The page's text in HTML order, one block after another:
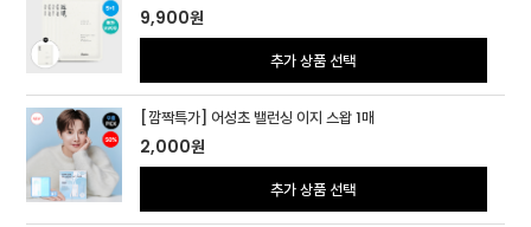
9,900원
추가 상품 선택
[깜짝특가] 어성초 밸런싱 이지 스왑 1매
2,000원
추가 상품 선택